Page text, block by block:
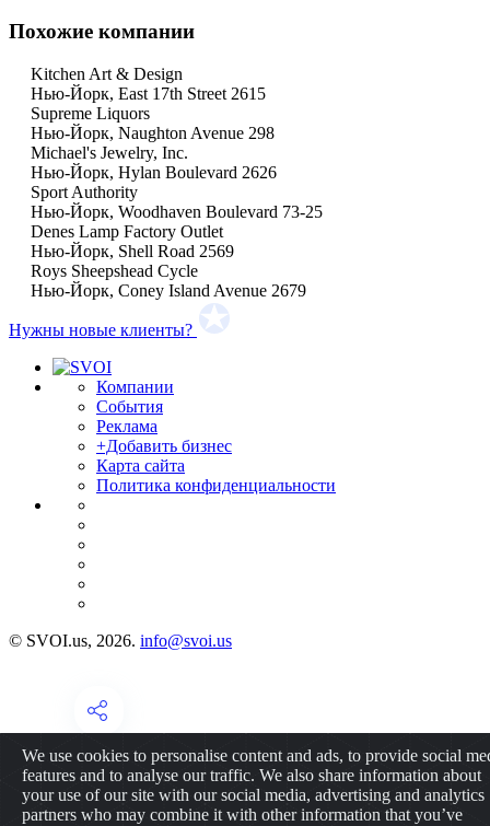
Похожие компании
Kitchen Art & Design
Нью-Йорк, East 17th Street 2615
Supreme Liquors
Нью-Йорк, Naughton Avenue 298
Michael's Jewelry, Inc.
Нью-Йорк, Hylan Boulevard 2626
Sport Authority
Нью-Йорк, Woodhaven Boulevard 73-25
Denes Lamp Factory Outlet
Нью-Йорк, Shell Road 2569
Roys Sheepshead Cycle
Нью-Йорк, Coney Island Avenue 2679
Нужны новые клиенты?
Компании
События
Реклама
+Добавить бизнес
Карта сайта
Политика конфиденциальности
© SVOI.us, 2026. info@svoi.us
We use cookies to personalise content and ads, to provide social
features and to analyse our traffic. We also share information about
your use of our site with our social media, advertising and analytics
partners who may combine it with other information that you’ve